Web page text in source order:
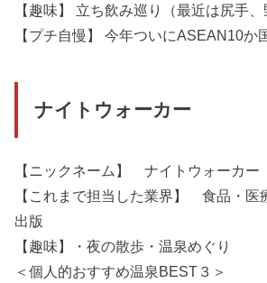
【趣味】 立ち飲み巡り（最近は尻手、
【プチ自慢】 今年ついにASEAN10か
ナイトウォーカー
【ニックネーム】 ナイトウォーカー
【これまで担当した業界】 食品・医
出版
【趣味】・夜の散歩・温泉めぐり
＜個人的おすすめ温泉BEST３＞